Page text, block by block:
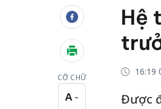
CỠ CHỮ
A −
Cỡ chữ nhỏ
Hệ
16:19
Được